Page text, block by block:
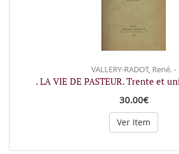
VALLERY-RADOT, René. -
. LA VIE DE PASTEUR. Trente et
30.00€
Ver Item